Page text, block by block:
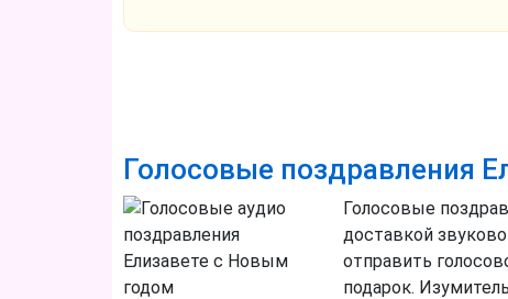
Голосовые поздравления
Голосовые
доставкой
отправить
подарок.